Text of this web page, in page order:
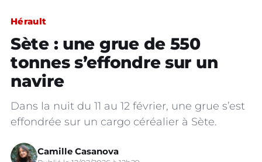
Hérault
Sète : une grue de 550
tonnes s’effondre sur un
navire
Dans la nuit du 11 au 12 février, une grue s’est
effondrée sur un cargo céréalier à Sète.
Camille Casanova